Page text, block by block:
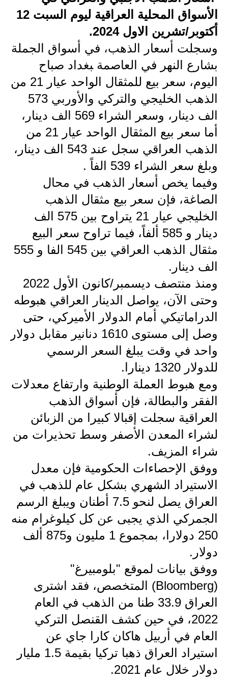
الاخبار الاقتصادية
الاخبار الرياضية
المدارس
اخبار وقرارات وزارة التربية
نتائج الامتحانات
المرحلة الابتدائية
المرحلة المتوسطة
المرحلة الاعدادية
اسئلة وزارية
المرحلة الابتدائية
المرحلة المتوسطة
المرحلة الاعدادية
مرشحات
المرحلة الابتدائية
المرحلة المتوسطة
كتب مدرسية
المرحلة الابتدائية
المرحلة المتوسطة
المرحلة الاعدادية
ملازم دراسية
المرحلة الابتدائية
المرحلة المتوسطة
دروس
المرحلة الابتدائية
المرحلة المتوسطة
المرحلة الاعدادية
الأسواق المحلية العراقية ليوم السبت 12
أكتوبر/تشرين الاول 2024.
وسجلت أسعار الذهب، في أسواق الجملة
ب‍‍‍شارع النهر في العاصمة ‍‍بغداد صباح
اليوم، سعر بيع للمثقال الواحد عيار 21 من
الذهب الخليجي والتركي والأوربي 573
الف دينار، وسعر الشراء 569 الف دينار،
أما سعر بيع المثقال الواحد عيار 21 من
الذهب العراقي سجل عند 543 الف دينار،
وبلغ سعر الشراء 539 الفاً .
وفيما يخص أسعار الذهب في محال
الصاغة، فإن سعر بيع مثقال الذهب
الخليجي عيار 21 يتراوح بين 575 الف
دينار و 585 ألفاً، فيما تراوح سعر البيع
مثقال الذهب العراقي بين 545 الفا و 555
الف دينار.
ومنذ منتصف ديسمبر/كانون الأول 2022
وحتى الآن، يواصل الدينار العراقي هبوطه
الدراماتيكي أمام الدولار الأميركي، حتى
وصل إلى مستوى 1610 دنانير مقابل دولار
واحد في وقت يبلغ السعر الرسمي
للدولار 1320 دينارا.
ومع هبوط العملة الوطنية وارتفاع معدلات
الفقر والبطالة، فإن أسواق الذهب
العراقية سجلت إقبالا كبيرا من الزبائن
لشراء المعدن الأصفر وسط تحذيرات من
شراء المزيف.
ووفق الإحصاءات الحكومية فإن معدل
الاستيراد الشهري بشكل عام للذهب في
العراق يصل لنحو 7.5 أطنان ويبلغ الرسم
الجمركي الذي يجبى عن كل كيلوغرام منه
250 دولارا، بمجموع 1 مليون و875 ألف
دولار.
ووفق بيانات لموقع "بلومبيرغ"
(Bloomberg) المتخصص، فقد اشترى
العراق 33.9 طنا من الذهب في العام
2022، في حين كشف القنصل التركي
العام في أربيل هاكان كارا جاي عن
استيراد العراق ذهبا تركيا بقيمة 1.5 مليار
دولار خلال عام 2021.